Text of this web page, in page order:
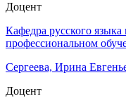
Доцент
Кафедра русского
профессиональном
Сергеева, Ирина
Доцент